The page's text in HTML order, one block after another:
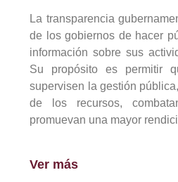
La transparencia
de los gobiernos de hacer
información sobre sus
Su propósito es permitir
supervisen la gestión
de los recursos,
promuevan una mayor
Ver más